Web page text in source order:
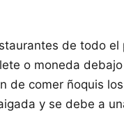
de todo
o moneda
de comer ñoquis
y se debe a